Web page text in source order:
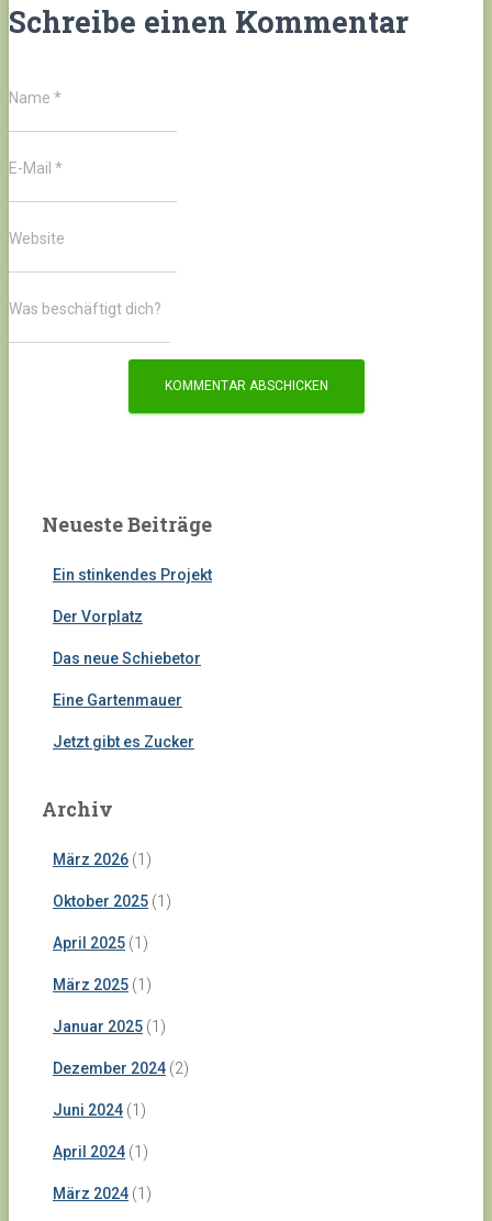
Schreibe einen Kommentar
Name *
E-Mail *
Website
Was beschäftigt dich?
Neueste Beiträge
Ein stinkendes Projekt
Der Vorplatz
Das neue Schiebetor
Eine Gartenmauer
Jetzt gibt es Zucker
Archiv
März 2026 (1)
Oktober 2025 (1)
April 2025 (1)
März 2025 (1)
Januar 2025 (1)
Dezember 2024 (2)
Juni 2024 (1)
April 2024 (1)
März 2024 (1)